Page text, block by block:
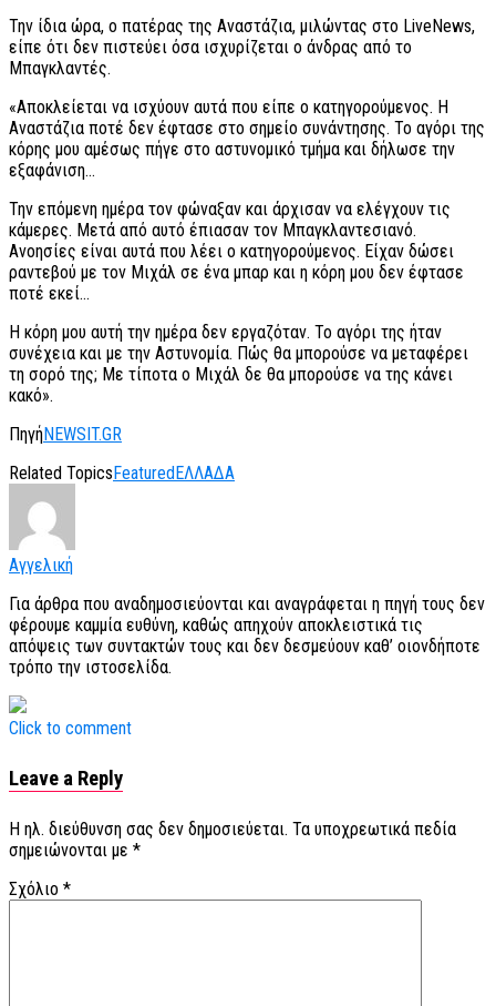
Την ίδια ώρα, ο πατέρας της Αναστάζια, μιλώντας στο LiveNews,
είπε ότι δεν πιστεύει όσα ισχυρίζεται ο άνδρας από το
Μπαγκλαντές.
«Αποκλείεται να ισχύουν αυτά που είπε ο κατηγορούμενος. Η
Αναστάζια ποτέ δεν έφτασε στο σημείο συνάντησης. Το αγόρι της
κόρης μου αμέσως πήγε στο αστυνομικό τμήμα και δήλωσε την
εξαφάνιση…
Την επόμενη ημέρα τον φώναξαν και άρχισαν να ελέγχουν τις
κάμερες. Μετά από αυτό έπιασαν τον Μπαγκλαντεσιανό.
Ανοησίες είναι αυτά που λέει ο κατηγορούμενος. Είχαν δώσει
ραντεβού με τον Μιχάλ σε ένα μπαρ και η κόρη μου δεν έφτασε
ποτέ εκεί…
Η κόρη μου αυτή την ημέρα δεν εργαζόταν. Το αγόρι της ήταν
συνέχεια και με την Αστυνομία. Πώς θα μπορούσε να μεταφέρει
τη σορό της; Με τίποτα ο Μιχάλ δε θα μπορούσε να της κάνει
κακό».
ΠηγήNEWSIT.GR
Related Topics Featured ΕΛΛΑΔΑ
Αγγελική
Για άρθρα που αναδημοσιεύονται και αναγράφεται η πηγή τους δεν
φέρουμε καμμία ευθύνη, καθώς απηχούν αποκλειστικά τις
απόψεις των συντακτών τους και δεν δεσμεύουν καθ’ οιονδήποτε
τρόπο την ιστοσελίδα.
Click to comment
Leave a Reply
Η ηλ. διεύθυνση σας δεν δημοσιεύεται. Τα υποχρεωτικά πεδία
σημειώνονται με *
Σχόλιο *